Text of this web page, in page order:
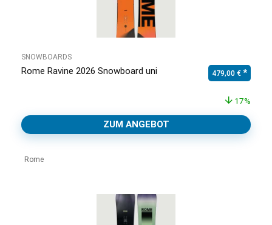
SNOWBOARDS
Rome Ravine 2026 Snowboard uni Ursprünglicher
479,00 €
17%
ZUM ANGEBOT
Rome